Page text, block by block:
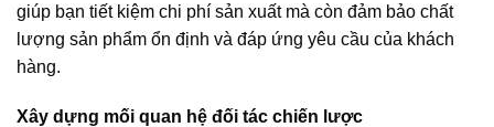
giúp bạn tiết kiệm chi phí sản xuất mà còn đảm bảo chất
lượng sản phẩm ổn định và đáp ứng yêu cầu của khách
hàng.
Xây dựng mối quan hệ đối tác chiến lược